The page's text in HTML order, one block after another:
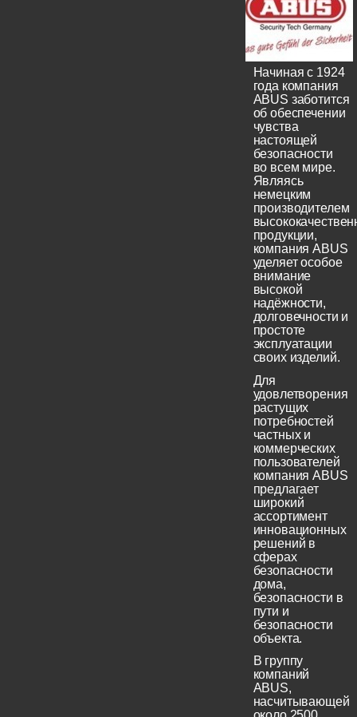
Начиная с 1924
года компания
ABUS заботится
об обеспечении
чувства
настоящей
безопасности
во всем мире.
Являясь
немецким
производителем
продукции,
компания ABUS
уделяет особое
внимание
высокой
надёжности,
долговечности и
простоте
эксплуатации
своих изделий.
Для
удовлетворения
растущих
потребностей
частных и
коммерческих
пользователей
компания ABUS
предлагает
широкий
ассортимент
инновационных
решений в
сферах
безопасности
дома,
безопасности в
пути и
безопасности
объекта.
В группу
компаний
ABUS,
насчитывающей